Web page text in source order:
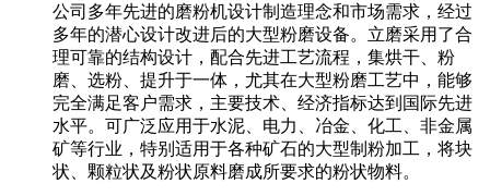
公司多年先进的磨粉机设计制造理念和市场需求，经过
多年的潜心设计改进后的大型粉磨设备。立磨采用了合
理可靠的结构设计，配合先进工艺流程，集烘干、粉
磨、选粉、提升于一体，尤其在大型粉磨工艺中，能够
完全满足客户需求，主要技术、经济指标达到国际先进
水平。可广泛应用于水泥、电力、冶金、化工、非金属
矿等行业，特别适用于各种矿石的大型制粉加工，将块
状、颗粒状及粉状原料磨成所要求的粉状物料。